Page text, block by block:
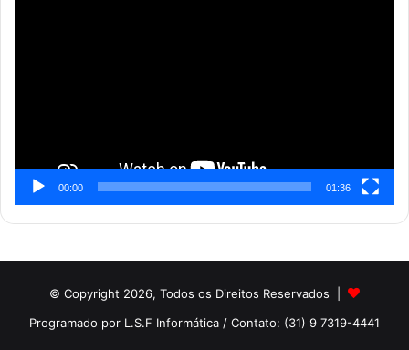
00:00 01:36
© Copyright 2026, Todos os Direitos Reservados |
Programado por L.S.F Informática / Contato: (31) 9 7319-4441